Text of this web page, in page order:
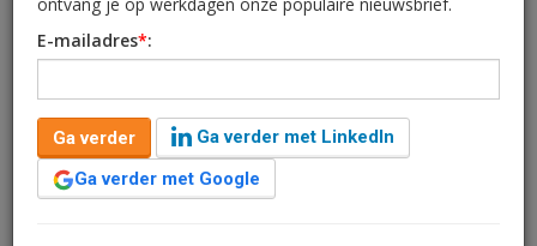
huur- en koopwoningen
In 2023 bestond meer dan de helft van de woningen in
de Metropoolregio Amsterdam uit dure huur- en
koopwoningen. Koopwoningen met een WOZ-waarde
E-mailadres*:
Ga verder
Ga verder met LinkedIn
Ga verder met Google